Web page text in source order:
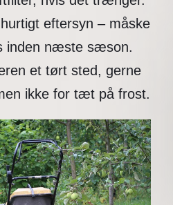
eftersyn – måske
inden næste sæson.
et tørt sted, gerne
ikke for tæt på frost.